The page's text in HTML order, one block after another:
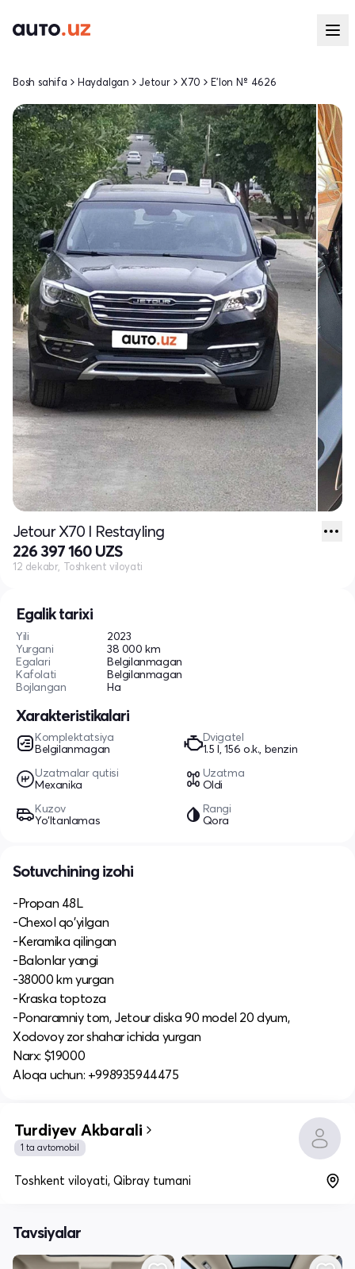
Egalik tarixi
Yili
2023
Yurgani
38 000 km
Egalari
Belgilanmagan
Kafolati
Belgilanmagan
Bojlangan
Ha
Xarakteristikalari
Komplektatsiya
Belgilanmagan
Dvigatel
1.5 l, 156 o.k., benzin
Uzatmalar qutisi
Mexanika
Uzatma
Oldi
Kuzov
Yo‘ltanlamas
Rangi
Qora
Bosh sahifa Haydalgan Jetour X70 E'lon № 4626
Jetour X70 I Restayling
226 397 160 UZS
12 dekabr, Toshkent viloyati
Sotuvchining izohi
-Propan 48L
-Chexol qo'yilgan
-Keramika qilingan
-Balonlar yangi
-38000 km yurgan
-Kraska toptoza
-Ponaramniy tom, Jetour diska 90 model 20 dyum,
Xodovoy zor shahar ichida yurgan
Narx: $19000
Aloqa uchun: +998935944475
Turdiyev Akbarali
1 ta avtomobil
Toshkent viloyati, Qibray tumani
Tavsiyalar